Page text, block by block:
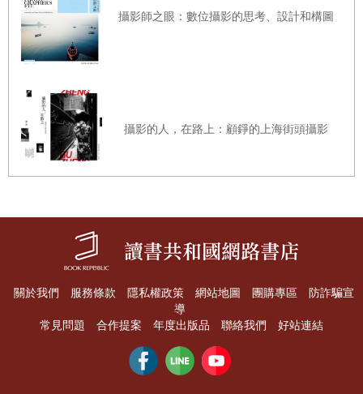
我當然愛你。」但你和片中主角都知道她不愛，又是眼神露
的餡。這便是電視（尤其是網路影片）媒體往往愛拍特寫的
原因。
距離如果太遠，人際溝通中相當重要的面部表情便會流逝。
只要夠靠近你的拍攝主體，近到能夠清楚看見他們的眼白，
影片立刻進步200%。
看看那些偉大的影片、電影或電視節目，你會發現除了少數
精心設計的特例外，大部分鏡頭都很短，沒人會用超過10秒
的鏡頭，這是現代電影語言的一部分。
攝影師之眼：數位攝影的思考、設計和構圖
攝影的人，在路上：顧錚的上海街頭攝影
關於我們 服務條款 隱私權政策 網站地圖 團購專區
防詐騙宣
導
常見問題
合作提案 年度出版品 聯絡我們 好站連結